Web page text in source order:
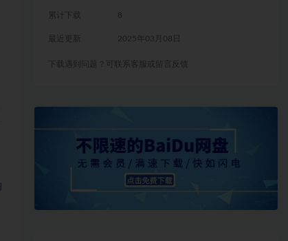
累计下载 8
最近更新 2025年03月08日
下载遇到问题？可联系客服或留言反馈